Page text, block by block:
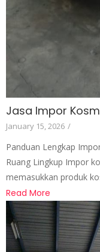
Jasa Impor
January 15, 2026 /
Panduan Lengkap
Ruang Lingkup Impor
memasukkan produk
Read More